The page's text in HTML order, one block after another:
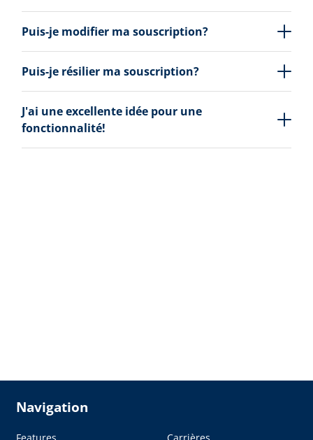
Puis-je modifier ma souscription?
Puis-je résilier ma souscription?
J'ai une excellente idée pour une
fonctionnalité!
Navigation